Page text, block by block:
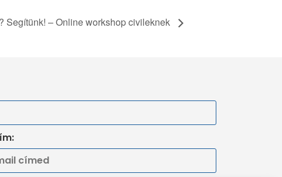
Segítünk! – Online workshop civileknek